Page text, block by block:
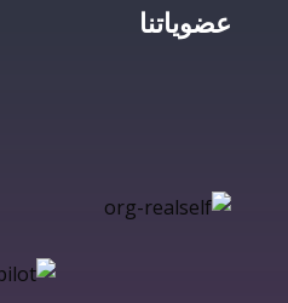
عضوياتنا